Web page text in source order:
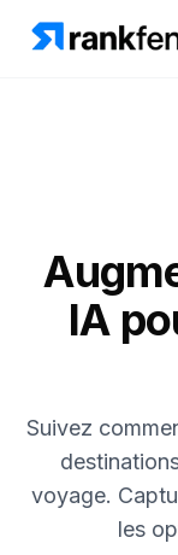
Engine
Analyse
concurrentielle
Intelligence
Solutions
Ressources
Tarifs
IA
Suivez
voyage.
les